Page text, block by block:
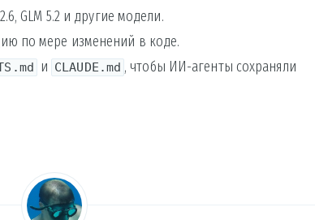
GLM 5.2 и другие модели.
по мере изменений в коде.
и CLAUDE.md , чтобы ИИ-агенты сохраняли